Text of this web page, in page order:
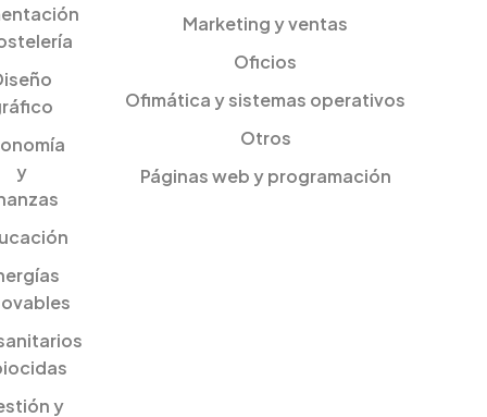
y
y
Marketing y ventas
Oficios
Ofimática y sistemas operativos
Otros
Páginas web y programación